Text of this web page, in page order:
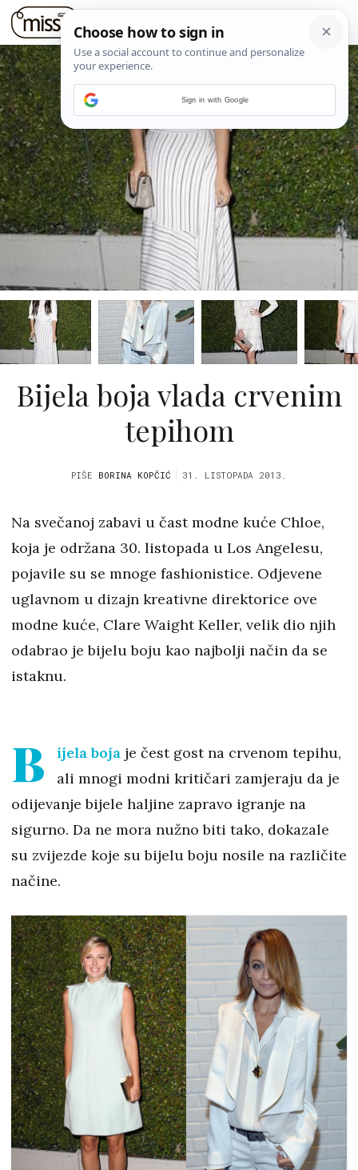
Bijela boja vlada crvenim
tepihom
PIŠE BORINA KOPČIĆ 31. LISTOPADA 2013.
Na svečanoj zabavi u čast modne kuće Chloe,
koja je održana 30. listopada u Los Angelesu,
pojavile su se mnoge fashionistice. Odjevene
uglavnom u dizajn kreativne direktorice ove
modne kuće, Clare Waight Keller, velik dio njih
odabrao je bijelu boju kao najbolji način da se
istaknu.
B ijela bojaje čest gost na crvenom tepihu,
ali mnogi modni kritičari zamjeraju da je
odijevanje bijele haljine zapravo igranje na
sigurno. Da ne mora nužno biti tako, dokazale
su zvijezde koje su bijelu boju nosile na različite
načine.
Sign in with Google